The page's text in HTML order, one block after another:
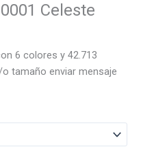
Celeste
6 colores y 42.713
tamaño enviar mensaje